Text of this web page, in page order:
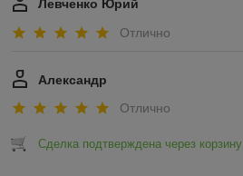
Левченко Юрий
Отлично
Александр
Отлично
Сделка подтверждена через корзину